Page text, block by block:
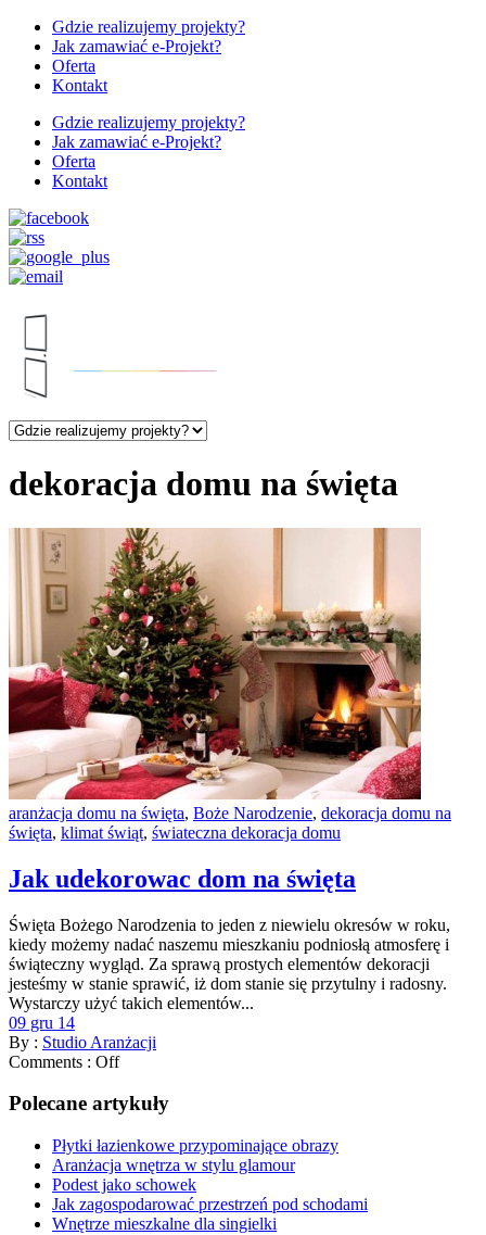
Gdzie realizujemy projekty?
Jak zamawiać e-Projekt?
Oferta
Kontakt
Gdzie realizujemy projekty?
Jak zamawiać e-Projekt?
Oferta
Kontakt
dekoracja domu na święta
aranżacja domu na święta, Boże Narodzenie, dekoracja domu na
święta, klimat świąt, świateczna dekoracja domu
Jak udekorowac dom na święta
Święta Bożego Narodzenia to jeden z niewielu okresów w roku,
kiedy możemy nadać naszemu mieszkaniu podniosłą atmosferę i
świąteczny wygląd. Za sprawą prostych elementów dekoracji
jesteśmy w stanie sprawić, iż dom stanie się przytulny i radosny.
Wystarczy użyć takich elementów...
09 gru 14
By : Studio Aranżacji
Comments : Off
Polecane artykuły
Płytki łazienkowe przypominające obrazy
Aranżacja wnętrza w stylu glamour
Podest jako schowek
Jak zagospodarować przestrzeń pod schodami
Wnętrze mieszkalne dla singielki